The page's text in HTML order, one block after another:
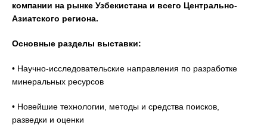
компании на рынке Узбекистана и всего Центрально-
Азиатского региона.
Основные разделы выставки:
• Научно-исследовательские направления по разработке
минеральных ресурсов
• Новейшие технологии, методы и средства поисков,
разведки и оценки